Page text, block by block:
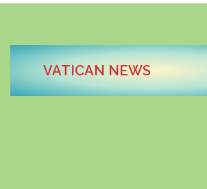
VATICAN NEWS